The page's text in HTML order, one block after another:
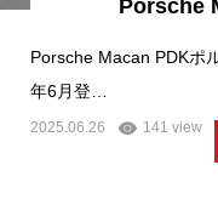
Porsche
Porsche Macan PDKポ
年6月登…
2025.06.26 141 view